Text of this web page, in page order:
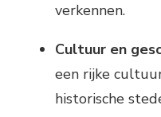
verkennen.
Cultuur en
een rijke
historische